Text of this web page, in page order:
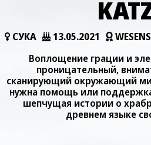
СУКА 13.05.2021
Воплощение грации и
проницательный,
сканирующий окружающий
нужна помощь или
шепчущая истории о
древнем языке